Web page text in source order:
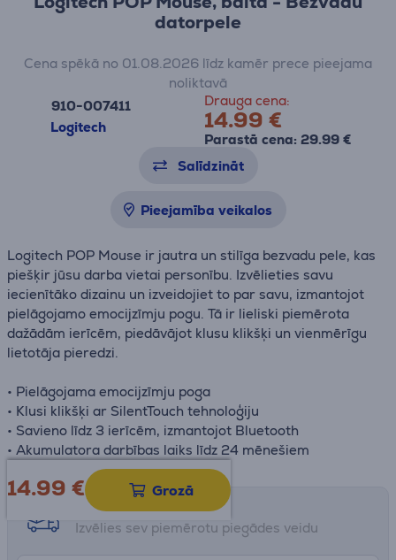
datorpele
910-007411
Logitech
Drauga cena:
14.99 €
Parastā cena: 29.99 €
Cena spēkā no 01.08.2026 līdz kamēr prece pieejama
noliktavā
Salīdzināt
Pieejamība veikalos
Logitech POP Mouse ir jautra un stilīga bezvadu pele, kas
piešķir jūsu darba vietai personību. Izvēlieties savu
iecienītāko dizainu un izveidojiet to par savu, izmantojot
pielāgojamo emocijzīmju pogu. Tā ir lieliski piemērota
dažādām ierīcēm, piedāvājot klusu klikšķi un vienmērīgu
lietotāja pieredzi.
• Pielāgojama emocijzīmju poga
• Klusi klikšķi ar SilentTouch tehnoloģiju
• Savieno līdz 3 ierīcēm, izmantojot Bluetooth
• Akumulatora darbības laiks līdz 24 mēnešiem
14.99 € Grozā
Saņemšanas iespējas
Izvēlies sev piemērotu piegādes veidu